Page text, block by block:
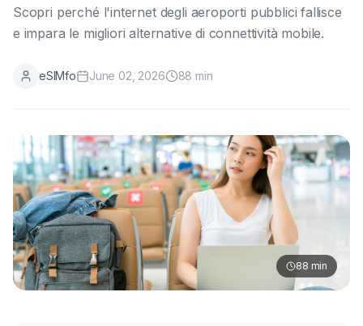
Scopri perché l'internet degli aeroporti pubblici fallisce
e impara le migliori alternative di connettività mobile.
eSIMfo June 02, 2026 88 min
88 min